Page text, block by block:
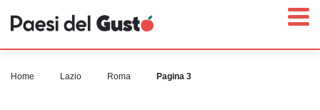
Home Lazio Roma Pagina 3